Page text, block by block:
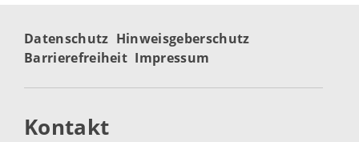
Datenschutz Hinweisgeberschutz
Barrierefreiheit Impressum
Kontakt